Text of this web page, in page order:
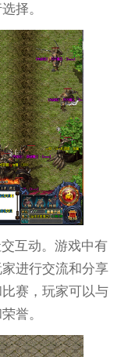
择。
互动。游戏中有
进行交流和分享
赛，玩家可以与
誉。